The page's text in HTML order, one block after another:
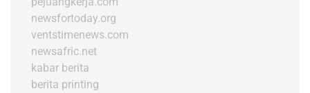
newsfortoday.org
ventstimenews.com
newsafric.net
kabar berita
berita printing